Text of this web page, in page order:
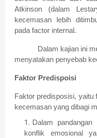
Atkinson (dalam
kecemasan lebih
pada factor internal.
Dalam kajian ini
menyatakan penyebab
Faktor Predispoisi
Faktor predisposisi, yaitu
kecemasan yang dibagi
Dalam pandangan
konflik emosional